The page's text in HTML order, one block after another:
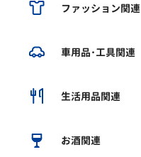
ファッション関連
車用品･工具関連
生活用品関連
お酒関連